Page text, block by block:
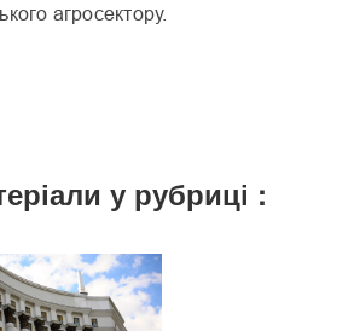
агросектору.
у рубриці :